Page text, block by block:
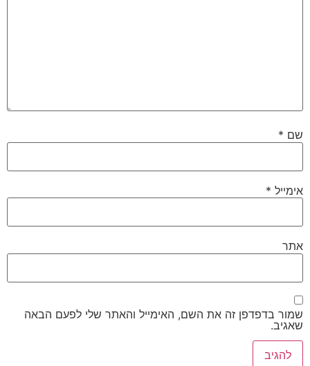
שם *
אימייל *
אתר
שמור בדפדפן זה את השם, האימייל והאתר שלי לפעם הבאה
שאגיב.